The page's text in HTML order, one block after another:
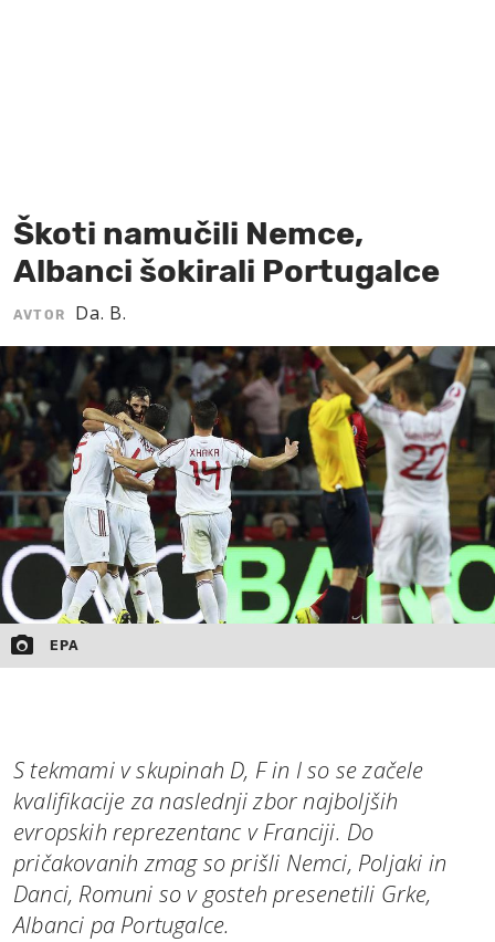
Škoti namučili Nemce,
Albanci šokirali Portugalce
AVTOR Da. B.
EPA
S tekmami v skupinah D, F in I so se začele
kvalifikacije za naslednji zbor najboljših
evropskih reprezentanc v Franciji. Do
pričakovanih zmag so prišli Nemci, Poljaki in
Danci, Romuni so v gosteh presenetili Grke,
Albanci pa Portugalce.